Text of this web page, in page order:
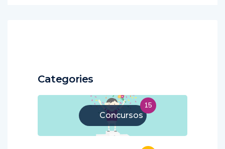
Categories
Concursos
15